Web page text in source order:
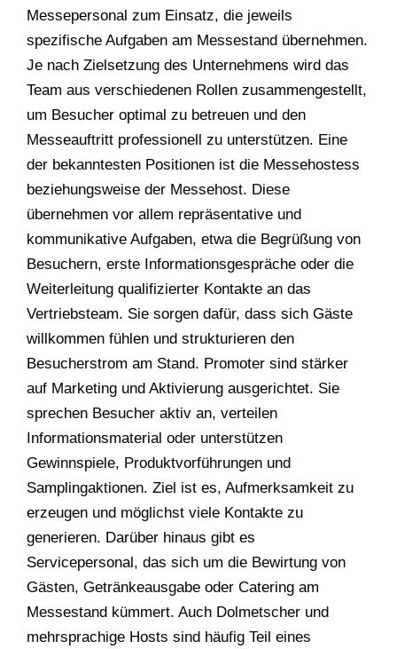
Messepersonal zum Einsatz, die jeweils
spezifische Aufgaben am Messestand übernehmen.
Je nach Zielsetzung des Unternehmens wird das
Team aus verschiedenen Rollen zusammengestellt,
um Besucher optimal zu betreuen und den
Messeauftritt professionell zu unterstützen. Eine
der bekanntesten Positionen ist die Messehostess
beziehungsweise der Messehost. Diese
übernehmen vor allem repräsentative und
kommunikative Aufgaben, etwa die Begrüßung von
Besuchern, erste Informationsgespräche oder die
Weiterleitung qualifizierter Kontakte an das
Vertriebsteam. Sie sorgen dafür, dass sich Gäste
willkommen fühlen und strukturieren den
Besucherstrom am Stand. Promoter sind stärker
auf Marketing und Aktivierung ausgerichtet. Sie
sprechen Besucher aktiv an, verteilen
Informationsmaterial oder unterstützen
Gewinnspiele, Produktvorführungen und
Samplingaktionen. Ziel ist es, Aufmerksamkeit zu
erzeugen und möglichst viele Kontakte zu
generieren. Darüber hinaus gibt es
Servicepersonal, das sich um die Bewirtung von
Gästen, Getränkeausgabe oder Catering am
Messestand kümmert. Auch Dolmetscher und
mehrsprachige Hosts sind häufig Teil eines